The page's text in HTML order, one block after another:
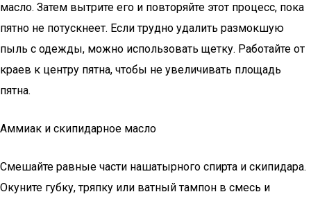
масло. Затем вытрите его и повторяйте этот процесс, пока
пятно не потускнеет. Если трудно удалить размокшую
пыль с одежды, можно использовать щетку. Работайте от
краев к центру пятна, чтобы не увеличивать площадь
пятна.
Аммиак и скипидарное масло
Смешайте равные части нашатырного спирта и скипидара.
Окуните губку, тряпку или ватный тампон в смесь и